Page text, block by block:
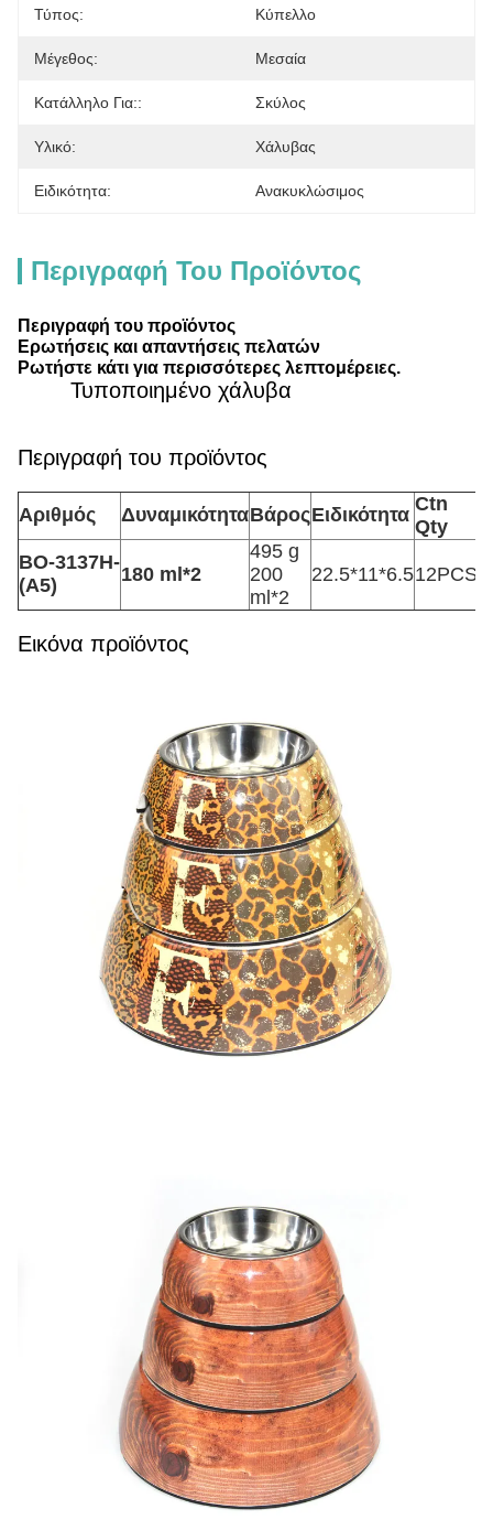
Τύπος: Κύπελλο
Μέγεθος: Μεσαία
Κατάλληλο Για:: Σκύλος
Υλικό: Χάλυβας
Ειδικότητα: Ανακυκλώσιμος
Περιγραφή Του Προϊόντος
Περιγραφή του προϊόντος
Ερωτήσεις και απαντήσεις πελατών
Ρωτήστε κάτι για περισσότερες λεπτομέρειες.
Τυποποιημένο χάλυβα
Περιγραφή του προϊόντος
Αριθμός ΔυναμικότηταΒάροςΕιδικότητα Ctn
Qty
ΒΟ-3137Η-
(Α5)
180 ml*2
495 g
200
ml*2
22.5*11*6.512PCS
Εικόνα προϊόντος